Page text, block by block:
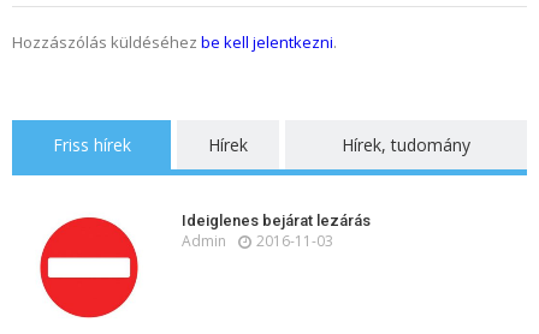
Hozzászólás küldéséhez be kell jelentkezni.
Friss hírek Hírek Hírek, tudomány
Ideiglenes bejárat lezárás
Admin 2016-11-03